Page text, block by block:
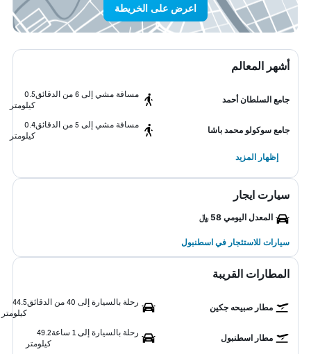
اعرض على الخريطة
أشهر المعالم
جامع السلطان أحمد
مسافة مشي إلى 6 من الدقائق
0.5
كيلومتر
جامع سوكولو محمد باشا
مسافة مشي إلى 5 من الدقائق
0.4
كيلومتر
إظهار المزيد
سيارت ايجار
المعدل اليومي 58 ﷼
سيارات للاستئجار في اسطنبول
المطارات القريبة
مطار صبيحه جكين
رحلة بالسيارة إلى 40 من الدقائق
44.5
كيلومتر
مطار اسطنبول
رحلة بالسيارة إلى 1 ساعة
49.2
كيلومتر